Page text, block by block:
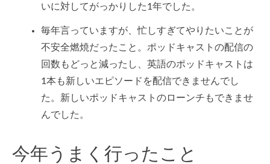
いに対してがっかりした1年でした。
毎年言っていますが、忙しすぎてやりたいことが
不安全燃焼だったこと。ポッドキャストの配信の
回数もどっと減ったし、英語のポッドキャストは
1本も新しいエピソードを配信できませんでし
た。新しいポッドキャストのローンチもできませ
んでした。
今年うまく行ったこと